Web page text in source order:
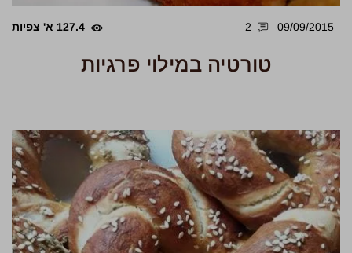
09/09/2015
2 127.4 א' צפיות
טורטיה במילוי פרגיות